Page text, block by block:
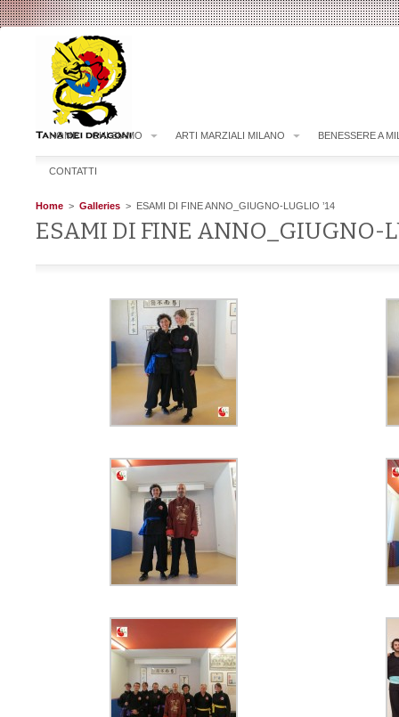
HOME CHI SIAMO ARTI MARZIALI MILANO BENESSERE A
CONTATTI
Home > Galleries > ESAMI DI FINE ANNO_GIUGNO-LUGLIO ’14
ESAMI DI FINE ANNO_GIUGNO-